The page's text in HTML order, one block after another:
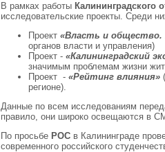
В рамках работы Калининградского
исследовательские проекты. Среди
Проект «Власть и
органов власти и управления)
Проект - «Калининградский
значимым проблемам жизни
Проект - «Рейтинг влияния»
регионе).
Данные по всем исследованиям
правило, они широко освещаются в
По просьбе РОСв Калининграде
современного российского